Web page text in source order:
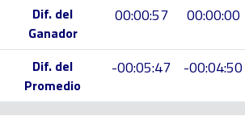
Dif. del
Ganador
00:00:57 00:00:00
Dif. del
Promedio
-00:05:47 -00:04:50